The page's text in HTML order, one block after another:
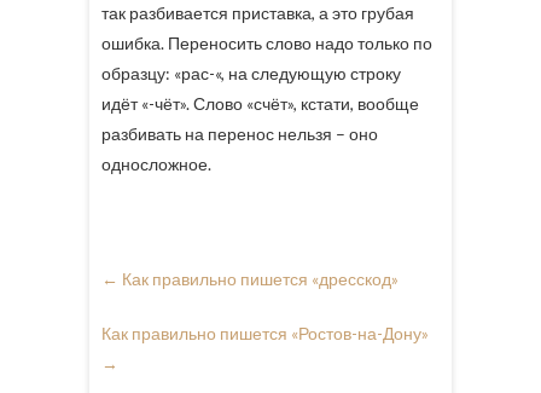
так разбивается приставка, а это грубая
ошибка. Переносить слово надо только по
образцу: «рас-«, на следующую строку
идёт «-чёт». Слово «счёт», кстати, вообще
разбивать на перенос нельзя – оно
односложное.
← Как правильно пишется «дресскод»
Как правильно пишется «Ростов-на-Дону»
→